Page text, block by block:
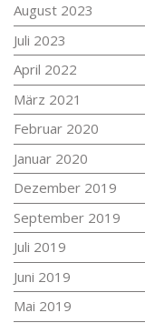
August 2023
Juli 2023
April 2022
März 2021
Februar 2020
Januar 2020
Dezember 2019
September 2019
Juli 2019
Juni 2019
Mai 2019